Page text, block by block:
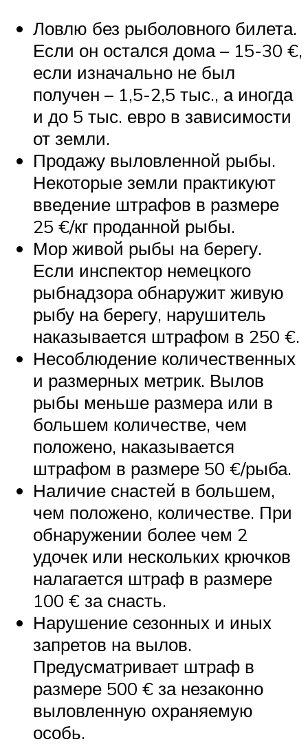
Ловлю без рыболовного билета.
Если он остался дома – 15-30 €,
если изначально не был
получен – 1,5-2,5 тыс., а иногда
и до 5 тыс. евро в зависимости
от земли.
Продажу выловленной рыбы.
Некоторые земли практикуют
введение штрафов в размере
25 €/кг проданной рыбы.
Мор живой рыбы на берегу.
Если инспектор немецкого
рыбнадзора обнаружит живую
рыбу на берегу, нарушитель
наказывается штрафом в 250 €.
Несоблюдение количественных
и размерных метрик. Вылов
рыбы меньше размера или в
большем количестве, чем
положено, наказывается
штрафом в размере 50 €/рыба.
Наличие снастей в большем,
чем положено, количестве. При
обнаружении более чем 2
удочек или нескольких крючков
налагается штраф в размере
100 € за снасть.
Нарушение сезонных и иных
запретов на вылов.
Предусматривает штраф в
размере 500 € за незаконно
выловленную охраняемую
особь.